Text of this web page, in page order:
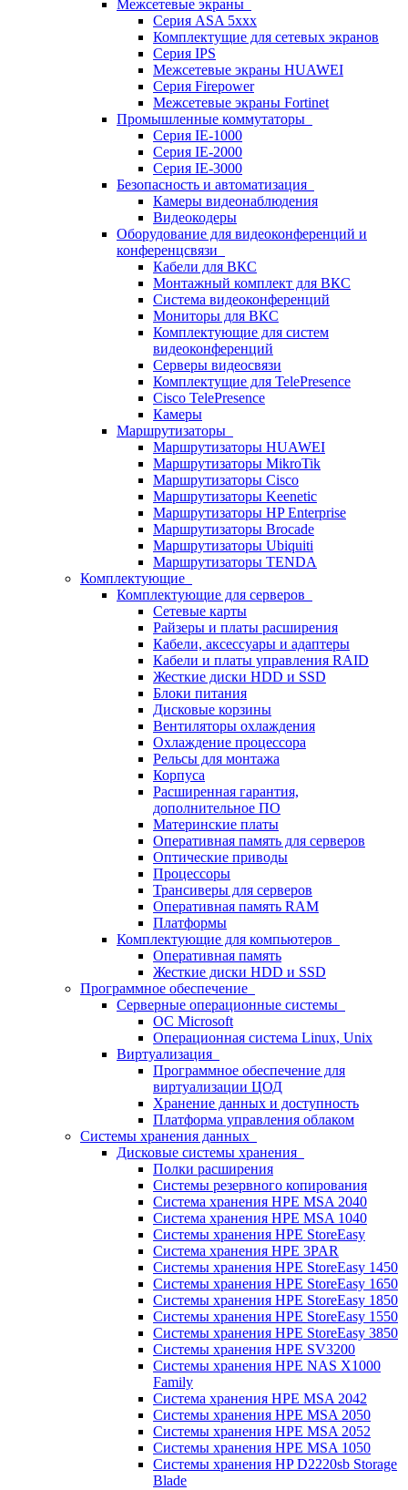
Межсетевые экраны
Серия ASA 5xxx
Комплектущие для сетевых экранов
Серия IPS
Межсетевые экраны HUAWEI
Серия Firepower
Межсетевые экраны Fortinet
Промышленные коммутаторы
Серия IE-1000
Серия IE-2000
Серия IE-3000
Безопасность и автоматизация
Камеры видеонаблюдения
Видеокодеры
Оборудование для видеоконференций и
конференцсвязи
Кабели для ВКС
Монтажный комплект для ВКС
Система видеоконференций
Мониторы для ВКС
Комплектующие для систем
видеоконференций
Серверы видеосвязи
Комплектущие для TelePresence
Cisco TelePresence
Камеры
Маршрутизаторы
Маршрутизаторы HUAWEI
Маршрутизаторы MikroTik
Маршрутизаторы Cisco
Маршрутизаторы Keenetic
Маршрутизаторы HP Enterprise
Маршрутизаторы Brocade
Маршрутизаторы Ubiquiti
Маршрутизаторы TENDA
Комплектующие
Комплектующие для серверов
Сетевые карты
Райзеры и платы расширения
Кабели, аксессуары и адаптеры
Кабели и платы управления RAID
Жесткие диски HDD и SSD
Блоки питания
Дисковые корзины
Вентиляторы охлаждения
Охлаждение процессора
Рельсы для монтажа
Корпуса
Расширенная гарантия,
дополнительное ПО
Материнские платы
Оперативная память для серверов
Оптические приводы
Процессоры
Трансиверы для серверов
Оперативная память RAM
Платформы
Комплектующие для компьютеров
Оперативная память
Жесткие диски HDD и SSD
Программное обеспечение
Серверные операционные системы
ОС Microsoft
Операционная система Linux, Unix
Виртуализация
Программное обеспечение для
виртуализации ЦОД
Хранение данных и доступность
Платформа управления облаком
Системы хранения данных
Дисковые системы хранения
Полки расширения
Системы резервного копирования
Система хранения HPE MSA 2040
Система хранения HPE MSA 1040
Системы хранения HPE StoreEasy
Система хранения HPE 3PAR
Системы хранения HPE StoreEasy 1450
Системы хранения HPE StoreEasy 1650
Системы хранения HPE StoreEasy 1850
Системы хранения HPE StoreEasy 1550
Системы хранения HPE StoreEasy 3850
Системы хранения HPE SV3200
Системы хранения HPE NAS X1000
Family
Система хранения HPE MSA 2042
Системы хранения HPE MSA 2050
Системы хранения HPE MSA 2052
Системы хранения HPE MSA 1050
Системы хранения HP D2220sb Storage
Blade